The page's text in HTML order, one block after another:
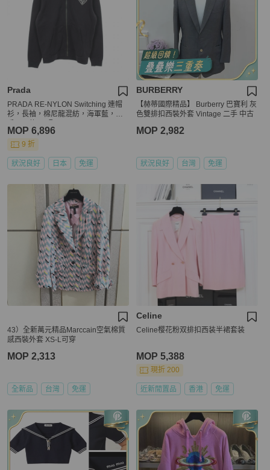
Prada
PRADA RE-NYLON Switching 連帽
衫，長袖，棉尼龍混紡，海軍藍，二
MOP 6,896
9 折
狀況良好 日本 免運
BURBERRY
【赫蒂國際精品】 Burberry 巴寶利 灰
色雙排扣西裝外套 Vintage 二手 中古
MOP 2,982
狀況良好 台灣 免運
43）全新萬元精品Marccain空氣棉質
感西裝外套 XS-L可穿
MOP 2,313
全新品 台灣 免運
Celine
Celine樱花粉双排扣西装半裙套装
MOP 5,388
現折 200
近新閒置品 香港 免運